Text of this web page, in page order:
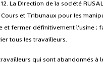
La Direction de la société
et Tribunaux pour les
fermer définitivement l’usine ;
tous les travailleurs.
qui sont abandonnés à